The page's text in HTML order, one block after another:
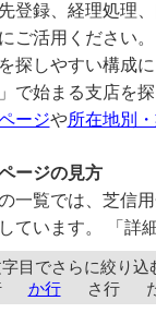
登録、経理処理
ご活用ください
探しやすい構成に
」で始まる支店を
ージや所在地別
ージの見方
一覧では、芝信
ています。 「詳
字目でさらに絞り
か行 さ行